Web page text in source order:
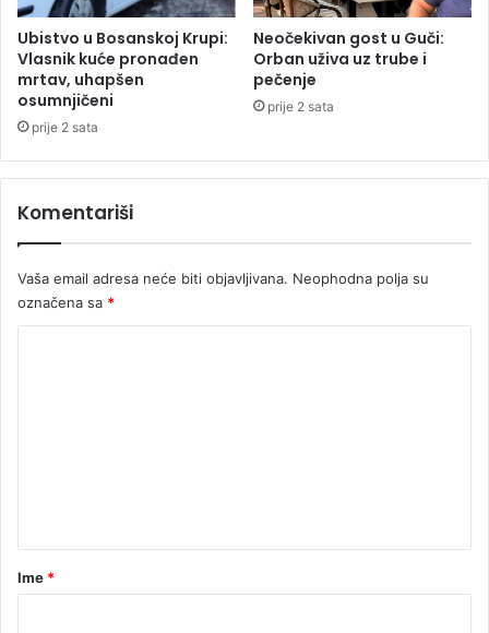
u
Ubistvo u Bosanskoj Krupi:
Vlasnik kuće pronađen
mrtav, uhapšen
osumnjičeni
prije 2 sata
Neočekivan gost u Guči:
Orban uživa uz trube i
pečenje
prije 2 sata
Komentariši
Vaša email adresa neće biti objavljivana. Neophodna polja su
označena sa *
rIme *